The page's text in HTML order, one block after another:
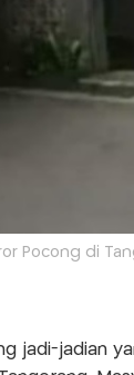
Pocong di
jadi-jadian